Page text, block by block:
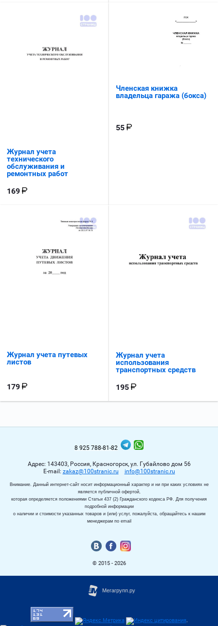
Журнал учета
технического
обслуживания и
ремонтных работ
169
Членская книжка
владельца гаража (бокса)
55
Журнал учета путевых
листов
179
Журнал учета
использования
транспортных средств
195
8 925 788-81-82
Адрес: 143403, Россия, Красногорск, ул. Губайлово дом 56
Е-mail: zakaz@100stranic.ru info@100stranic.ru
Внимание. Данный интернет-сайт носит информационный характер и ни при каких условиях не
является публичной офертой,
которая определяется положениями Статьи 437 (2) Гражданского кодекса РФ. Для получения
подробной информации
о наличии и стоимости указанных товаров и (или) услуг, пожалуйста, обращайтесь к нашим
менеджерам по email
© 2015 - 2026
.